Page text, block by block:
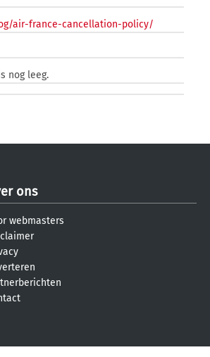
air-france-cancellation-policy/
nog leeg.
ons
webmasters